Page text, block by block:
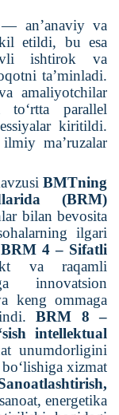
an’anaviy va
etildi, bu esa
ishtirok va
ta’minladi.
amaliyotchilar
parallel
kiritildi.
ma’ruzalar
BMTning
(BRM)
bilan bevosita
ilgari
BRM 4 – Sifatli
va raqamli
innovatsion
keng ommaga
BRM 8 –
intellektual
unumdorligini
xizmat
energetika